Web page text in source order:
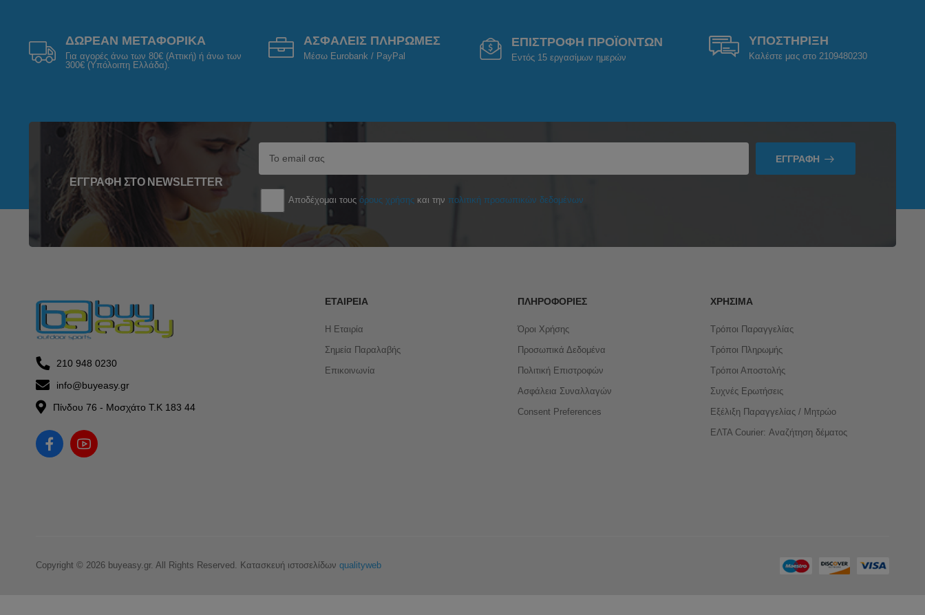
ΔΩΡΕΑΝ ΜΕΤΑΦΟΡΙΚΑ
Για αγορές άνω των 80€ (Αττική) ή άνω των
300€ (Υπόλοιπη Ελλάδα).
ΑΣΦΑΛΕΙΣ ΠΛΗΡΩΜΕΣ
Μέσω Eurobank / PayPal
ΕΠΙΣΤΡΟΦΗ ΠΡΟΪΟΝΤΩΝ
Εντός 15 εργασίμων ημερών
ΥΠΟΣΤΗΡΙΞΗ
Καλέστε μας στο 2109480230
ΕΓΓΡΑΦΉ ΣΤΟ NEWSLETTER
ΕΓΓΡΑΦΉ
Αποδέχομαι τουςόρους χρήσης και τηνπολιτική προσωπικών δεδομένων
210 948 0230
info@buyeasy.gr
Πίνδου 76 - Μοσχάτο Τ.Κ 183 44
ΕΤΑΙΡΕΊΑ
Η Εταιρία
Σημεία Παραλαβής
Επικοινωνία
ΠΛΗΡΟΦΟΡΊΕΣ
Όροι Χρήσης
Προσωπικά Δεδομένα
Πολιτική Επιστροφών
Ασφάλεια Συναλλαγών
Consent Preferences
ΧΡΉΣΙΜΑ
Τρόποι Παραγγελίας
Τρόποι Πληρωμής
Τρόποι Αποστολής
Συχνές Ερωτήσεις
Εξέλιξη Παραγγελίας / Μητρώο
ΕΛΤΑ Courier: Αναζήτηση δέματος
Copyright © 2026 buyeasy.gr. All Rights Reserved. Κατασκευή ιστοσελίδων qualityweb